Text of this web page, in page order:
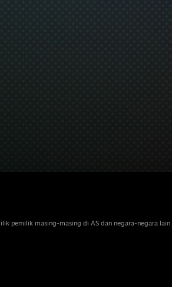
pemilik masing-masing di AS dan negara-negara lain.